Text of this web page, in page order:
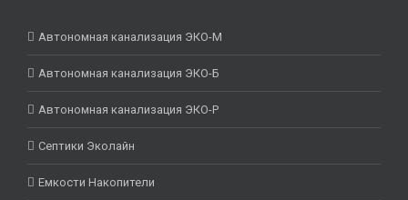
Автономная канализация ЭКО-М
Автономная канализация ЭКО-Б
Автономная канализация ЭКО-Р
Септики Эколайн
Емкости Накопители